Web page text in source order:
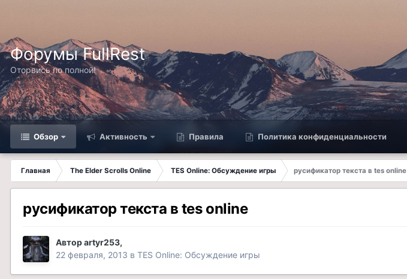
Форумы FullRest
Оторвись по полной!
Обзор Активность Правила Политика конфиденциальности
Главная The Elder Scrolls Online TES Online: Обсуждение игры
русификатор текста в tes online
русификатор текста в tes online
Авторartyr253,
22 февраля, 2013 в TES Online: Обсуждение игры